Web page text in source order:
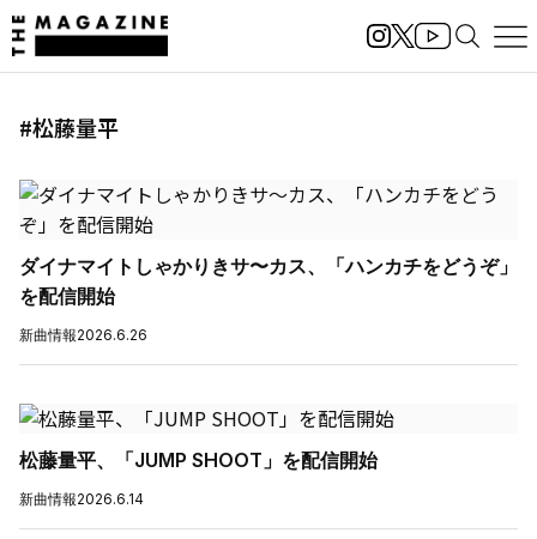
#松藤量平
ダイナマイトしゃかりきサ〜カス、「ハンカチをどうぞ」
を配信開始
新曲情報2026.6.26
松藤量平、「JUMP SHOOT」を配信開始
新曲情報2026.6.14